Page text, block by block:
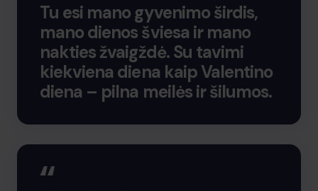
Tu esi mano gyvenimo širdis,
mano dienos šviesa ir mano
nakties žvaigždė. Su tavimi
kiekviena diena kaip Valentino
diena – pilna meilės ir šilumos.